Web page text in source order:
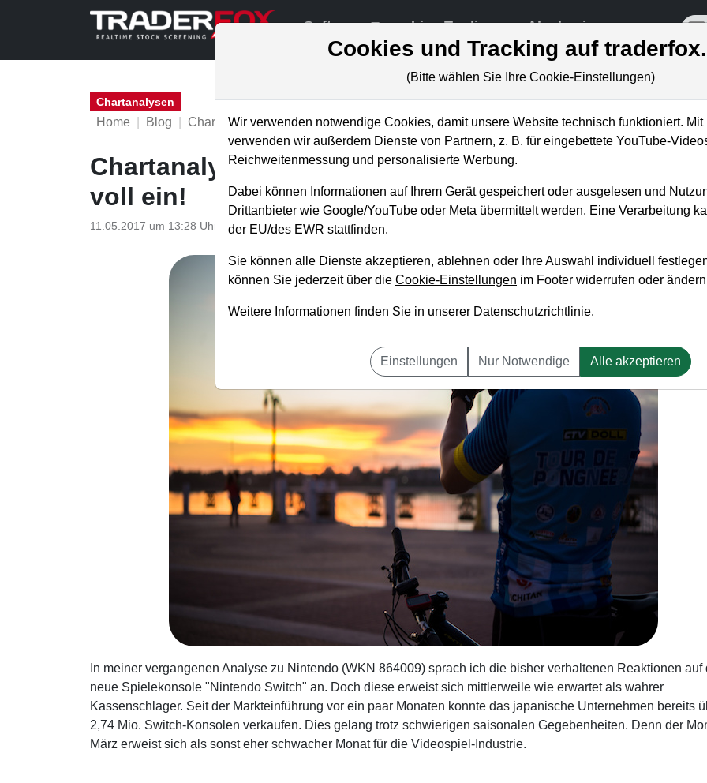
Software Live-Trading Akademie
Chartanalysen
Home Blog Chartanalysen
Chartanalyse Nintendo: die Nintendo Switch
voll ein!
11.05.2017 um 13:28 Uhr P. Uhlschmied
In meiner vergangenen Analyse zu Nintendo (WKN 864009) sprach ich die bisher verhaltenen Reaktionen auf
neue Spielekonsole "Nintendo Switch" an. Doch diese erweist sich mittlerweile wie erwartet als wahrer
Kassenschlager. Seit der Markteinführung vor ein paar Monaten konnte das japanische Unternehmen bereits
2,74 Mio. Switch-Konsolen verkaufen. Dies gelang trotz schwierigen saisonalen Gegebenheiten. Denn der
März erweist sich als sonst eher schwacher Monat für die Videospiel-Industrie.
Cookies und Tracking auf
(Bitte wählen Sie Ihre Cookie-Einstellungen)
Wir verwenden notwendige Cookies, damit unsere Website technisch funktioniert.
verwenden wir außerdem Dienste von Partnern, z. B. für eingebettete YouTube-
Reichweitenmessung und personalisierte Werbung.
Dabei können Informationen auf Ihrem Gerät gespeichert oder ausgelesen und
Drittanbieter wie Google/YouTube oder Meta übermittelt werden. Eine Verarbeitung
der EU/des EWR stattfinden.
Sie können alle Dienste akzeptieren, ablehnen oder Ihre Auswahl individuell
können Sie jederzeit über die Cookie-Einstellungen im Footer widerrufen oder
Weitere Informationen finden Sie in unserer Datenschutzrichtlinie.
Einstellungen Nur Notwendige Alle akzeptieren